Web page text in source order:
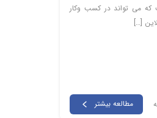
می تواند در کسب وکار
[…]
مطالعه بیشتر